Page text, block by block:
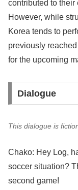
contributed to their
However, while
Korea tends to
previously
for the upcoming
Dialogue
This dialogue is
Chako: Hey Log,
soccer situation?
second game!